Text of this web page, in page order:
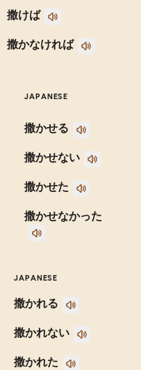
撒けば
撒かなければ
JAPANESE
撒かせる
撒かせない
撒かせた
撒かせなかった
JAPANESE
撒かれる
撒かれない
撒かれた